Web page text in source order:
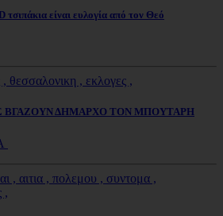
είναι ευλογία από τον Θεό
ΒΓΑΖΟΥΝ ΔΗΜΑΡΧΟ ΤΟΝ ΜΠΟΥΤΑΡΗ